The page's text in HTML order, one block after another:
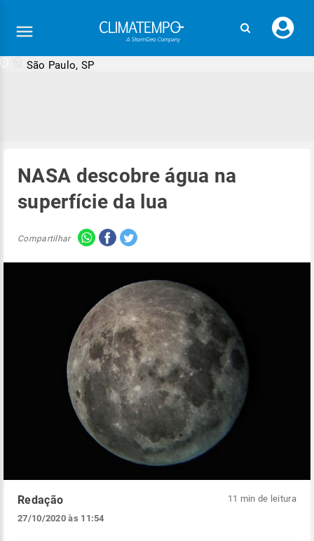
seu
São Paulo, SP
NASA descobre água na
superfície da lua
Compartilhar
Redação
27/10/2020 às 11:54
11 min de leitura